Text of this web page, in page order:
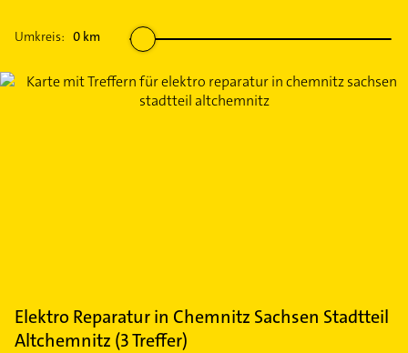
Umkreis: 0 km
Elektro Reparaturin Chemnitz Sachsen Stadtteil
Altchemnitz (3Treffer)